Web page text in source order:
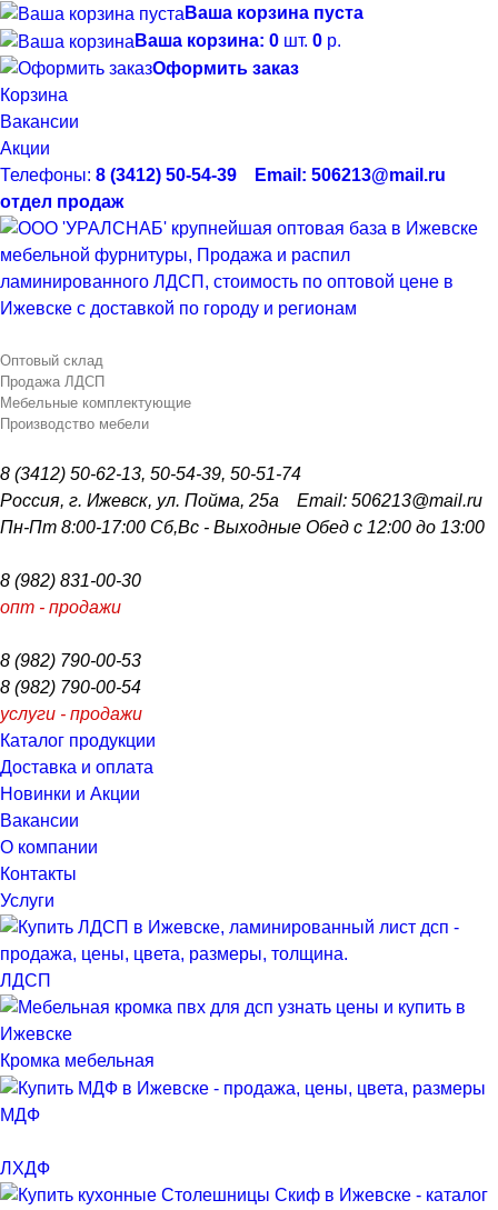
Ваша корзина пуста
Ваша корзина: 0 шт. 0 р.
Оформить заказ
Корзина
Вакансии
Акции
Телефоны: 8 (3412) 50-54-39 Email: 506213@mail.ru
отдел продаж
Оптовый склад
Продажа ЛДСП
Мебельные комплектующие
Производство мебели
8 (3412) 50-62-13, 50-54-39, 50-51-74
Россия, г. Ижевск, ул. Пойма, 25a Email: 506213@mail.ru
Пн-Пт 8:00-17:00 Сб,Вс - Выходные Обед с 12:00 до 13:00
8 (982) 831-00-30
опт - продажи
8 (982) 790-00-53
8 (982) 790-00-54
услуги - продажи
Каталог продукции
Доставка и оплата
Новинки и Акции
Вакансии
О компании
Контакты
Услуги
ЛДСП
Кромка мебельная
МДФ
ЛХДФ